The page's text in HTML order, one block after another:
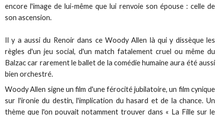
encore l'image de lui-même que lui renvoie son épouse : celle de
son ascension.
Il y a aussi du Renoir dans ce Woody Allen là qui y dissèque les
règles d'un jeu social, d'un match fatalement cruel ou même du
Balzac car rarement le ballet de la comédie humaine aura été aussi
bien orchestré.
Woody Allen signe un film d'une férocité jubilatoire, un film cynique
sur l'ironie du destin, l'implication du hasard et de la chance. Un
thème que l'on pouvait notamment trouver dans « La Fille sur le